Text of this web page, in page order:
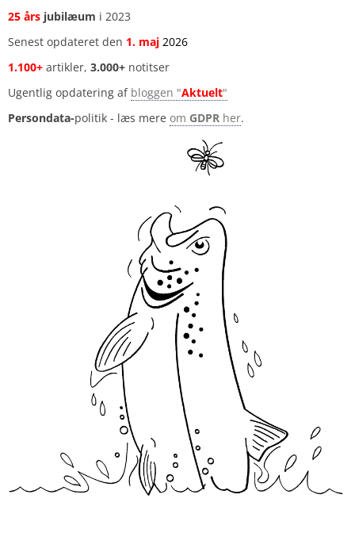
25 års jubilæum i 2023
Senest opdateret den 1. maj 2026
1.100+ artikler, 3.000+ notitser
Ugentlig opdatering af bloggen "Aktuelt"
Persondata-politik - læs mere om GDPR her.